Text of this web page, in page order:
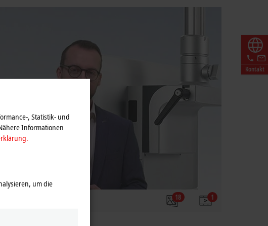
Kontakt
18 1
, Statistik- und
Informationen
um die